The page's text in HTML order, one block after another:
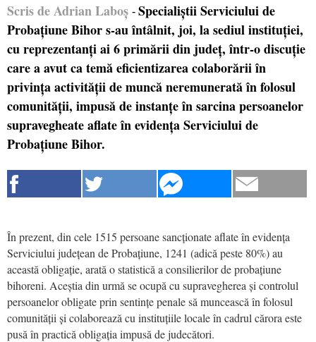
Scris de Adrian Laboș - Specialiștii Serviciului de
Probațiune Bihor s-au întâlnit, joi, la sediul instituției,
cu reprezentanți ai 6 primării din județ, într-o discuție
care a avut ca temă eficientizarea colaborării în
privința activității de muncă neremunerată în folosul
comunității, impusă de instanțe în sarcina persoanelor
supravegheate aflate în evidența Serviciului de
Probațiune Bihor.
În prezent, din cele 1515 persoane sancționate aflate în evidența
Serviciului județean de Probațiune, 1241 (adică peste 80%) au
această obligație, arată o statistică a consilierilor de probațiune
bihoreni. Aceștia din urmă se ocupă cu supravegherea și controlul
persoanelor obligate prin sentințe penale să muncească în folosul
comunității și colaborează cu instituțiile locale în cadrul cărora este
pusă în practică obligația impusă de judecători.